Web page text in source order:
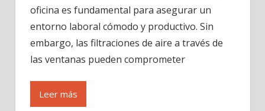
oficina es fundamental para asegurar un
entorno laboral cómodo y productivo. Sin
embargo, las filtraciones de aire a través de
las ventanas pueden comprometer
Leer más